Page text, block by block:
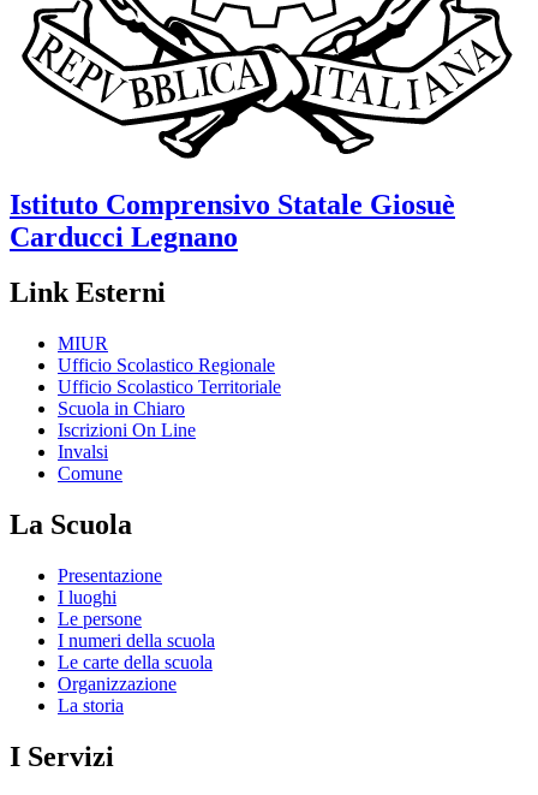
Istituto Comprensivo Statale Giosuè
Carducci Legnano
Link Esterni
MIUR
Ufficio Scolastico Regionale
Ufficio Scolastico Territoriale
Scuola in Chiaro
Iscrizioni On Line
Invalsi
Comune
La Scuola
Presentazione
I luoghi
Le persone
I numeri della scuola
Le carte della scuola
Organizzazione
La storia
I Servizi